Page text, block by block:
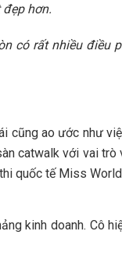
hơn.
có rất nhiều điều
cũng ao ước như
catwalk với vai
quốc tế Miss
kinh doanh. Cô